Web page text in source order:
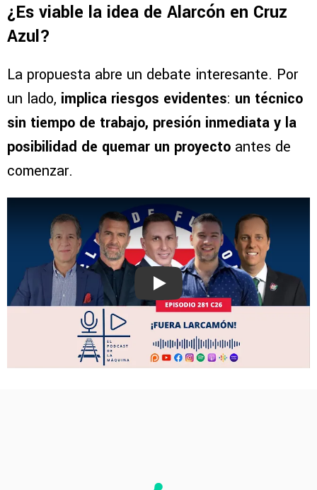
¿Es viable la idea de Alarcón en Cruz
Azul?
La propuesta abre un debate interesante. Por
un lado, implica riesgos evidentes: un técnico
sin tiempo de trabajo, presión inmediata y la
posibilidad de quemar un proyecto antes de
comenzar.
Play